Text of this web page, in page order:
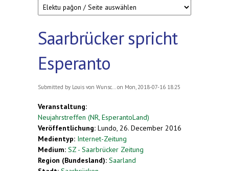
Saarbrücker spricht
Esperanto
Submitted by Louis von Wunsc... on Mon, 2018-07-16 18:25
Veranstaltung:
Neujahrstreffen (NR, EsperantoLand)
Veröffentlichung: Lundo, 26. December 2016
Medientyp: Internet-Zeitung
Medium: SZ - Saarbrücker Zeitung
Region (Bundesland): Saarland